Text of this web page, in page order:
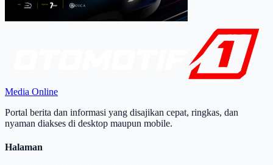
Media Online
Portal berita dan informasi yang disajikan cepat, ringkas, dan
nyaman diakses di desktop maupun mobile.
Halaman